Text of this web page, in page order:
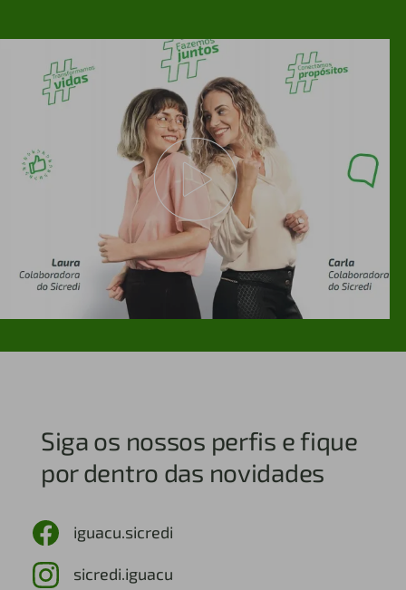
Siga os nossos perfis e fique
por dentro das novidades
iguacu.sicredi
sicredi.iguacu